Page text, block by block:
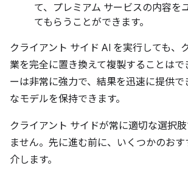
て、プレミアム サービスの内容を
てもらうことができます。
クライアント サイド AI を実行しても、
業を完全に置き換えて複製することはで
ーは非常に強力で、結果を迅速に提供
なモデルを保持できます。
クライアント サイドが常に適切な選択
ません。先に進む前に、いくつかのお
介します。